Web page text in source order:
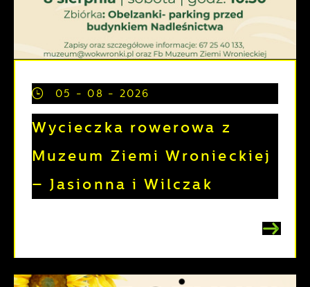
05 - 08 - 2026
Wycieczka rowerowa z
Muzeum Ziemi Wronieckiej
– Jasionna i Wilczak